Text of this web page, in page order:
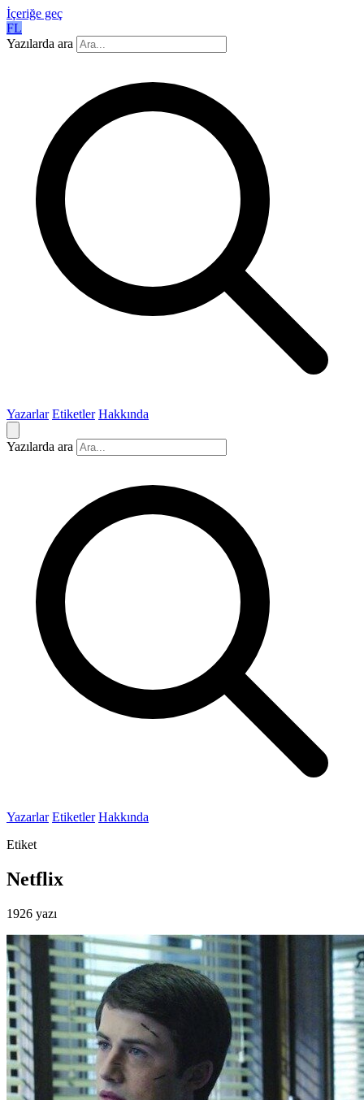
İçeriğe geç
FL
Yazılarda ara
Yazarlar Etiketler Hakkında
Yazılarda ara
Yazarlar Etiketler Hakkında
Etiket
Netflix
1926 yazı